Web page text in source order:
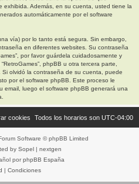
exhibida. Además, en su cuenta, usted tiene la
automáticamente por el software
vía) por lo tanto está segura. Sin embargo,
en diferentes websites. Su contraseña
por favor guárdela cuidadosamente y
phpBB u otra tercera parte,
olvidó la contraseña de su cuenta, puede
por el software phpBB. Este proceso le
email, luego el software phpBB generará una
Todos los horarios son UTC-04:00
cookies
Software © phpBB Limited
by Sopel| nextgen
por phpBB España
| Condiciones